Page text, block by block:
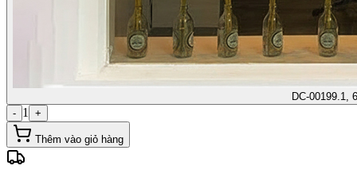
DC-00199.1,
- 1 +
Thêm vào giỏ hàng